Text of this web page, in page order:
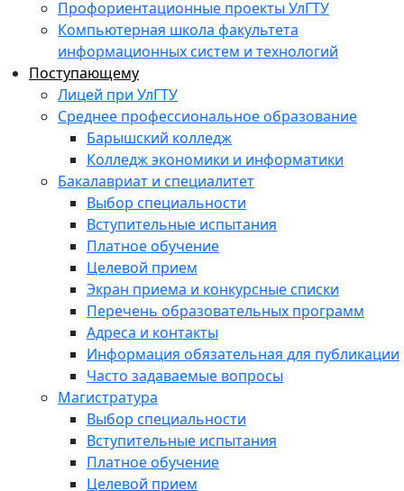
Профориентационные проекты УлГТУ
Компьютерная школа факультета
информационных систем и технологий
Поступающему
Лицей при УлГТУ
Среднее профессиональное образование
Барышский колледж
Колледж экономики и информатики
Бакалавриат и специалитет
Выбор специальности
Вступительные испытания
Платное обучение
Целевой прием
Экран приема и конкурсные списки
Перечень образовательных программ
Адреса и контакты
Информация обязательная для публикации
Часто задаваемые вопросы
Магистратура
Выбор специальности
Вступительные испытания
Платное обучение
Целевой прием